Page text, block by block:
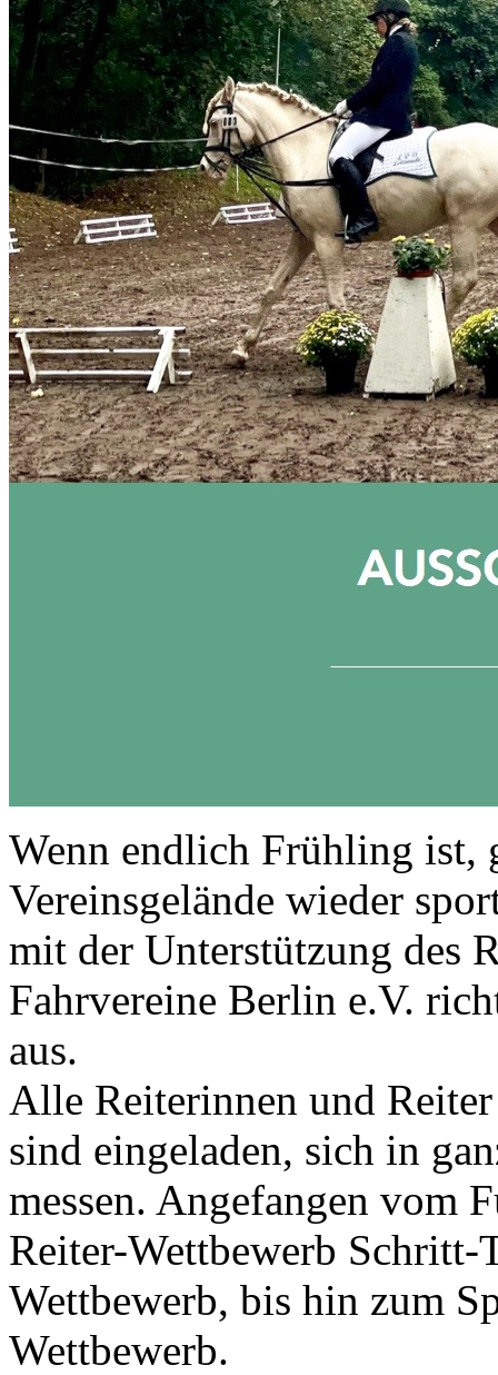
Wenn endlich Frühling ist,
Vereinsgelände wieder
mit der Unterstützung des
Fahrvereine Berlin e.V.
aus.
Alle Reiterinnen und
sind eingeladen, sich in
messen. Angefangen vom
Reiter-Wettbewerb Schritt-
Wettbewerb, bis hin zum
Wettbewerb.